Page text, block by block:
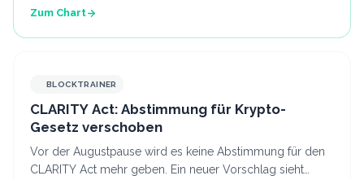
Zum Chart
BLOCKTRAINER
CLARITY Act: Abstimmung für Krypto-
Gesetz verschoben
Vor der Augustpause wird es keine Abstimmung für den
CLARITY Act mehr geben. Ein neuer Vorschlag sieht